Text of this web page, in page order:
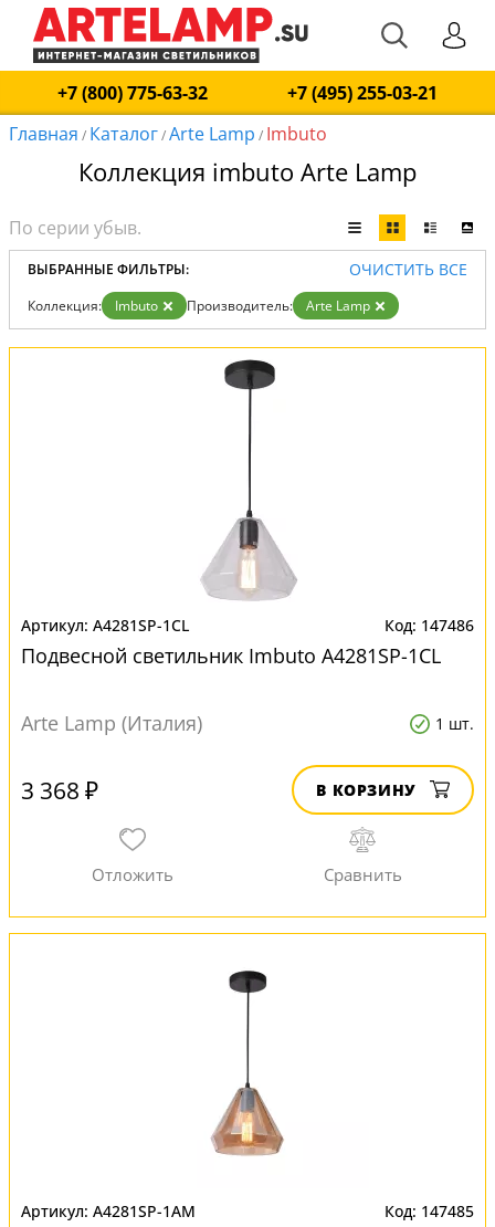
+7 (800) 775-63-32
+7 (495) 255-03-21
Главная / Каталог/Arte Lamp / Imbuto
Коллекция imbuto Arte Lamp
ВЫБРАННЫЕ ФИЛЬТРЫ: ОЧИСТИТЬ ВСЕ
Коллекция: Imbuto Производитель: Arte Lamp
A4281SP-1CL 147486
Подвесной светильник Imbuto A4281SP-1CL
Arte Lamp (Италия) 1 шт.
3 368 ₽ В КОРЗИНУ
A4281SP-1AM 147485